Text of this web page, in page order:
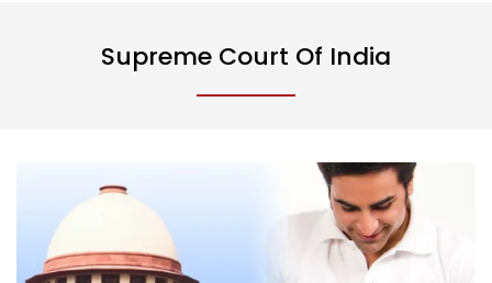
Supreme Court Of India